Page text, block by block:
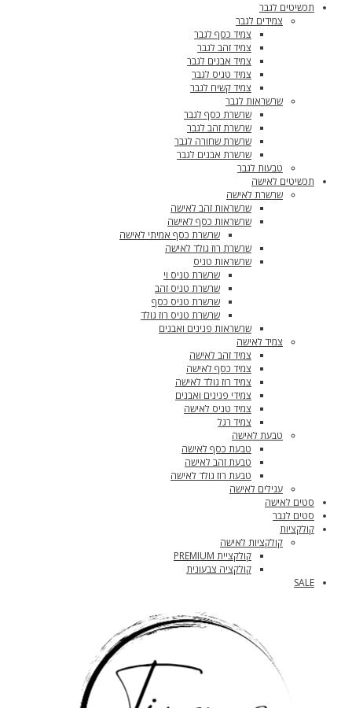
תכשיטים לגבר
צמידים לגבר
צמיד כסף לגבר
צמיד זהב לגבר
צמיד אבנים לגבר
צמיד טניס לגבר
צמיד קשיח לגבר
שרשראות לגבר
שרשרת כסף לגבר
שרשרת זהב לגבר
שרשרת שחורה לגבר
שרשרת אבנים לגבר
טבעות לגבר
תכשיטים לאישה
שרשרת לאישה
שרשראות זהב לאישה
שרשראות כסף לאישה
שרשרת כסף אמיתי לאישה
שרשרת רוז גולד לאישה
שרשראות טניס
שרשרת טניס וי
שרשרת טניס זהב
שרשרת טניס כסף
שרשרת טניס רוז גולד
שרשראות פנינים ואבנים
צמיד לאישה
צמיד זהב לאישה
צמיד כסף לאישה
צמיד רוז גולד לאישה
צמידי פנינים ואבנים
צמיד טניס לאישה
צמיד רגל
טבעת לאישה
טבעת כסף לאישה
טבעת זהב לאישה
טבעת רוז גולד לאישה
עגילים לאישה
סטים לאישה
סטים לגבר
קולקציות
קולקציות לאישה
קולקציית PREMIUM
קולקציה צבעונית
SALE